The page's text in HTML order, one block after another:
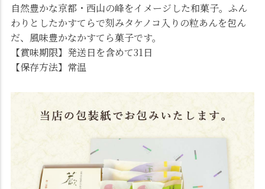
自然豊かな京都・西山の峰をイメージした和菓子。ふん
わりとしたかすてらで刻みタケノコ入りの粒あんを包ん
だ、風味豊かなかすてら菓子です。
【賞味期限】発送日を含めて31日
【保存方法】常温